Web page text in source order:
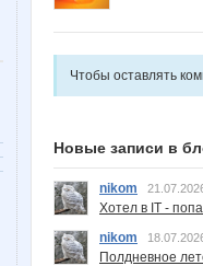
Чтобы оставлять
Новые записи в
nikom
Хотел в IT -
nikom
Полдневное